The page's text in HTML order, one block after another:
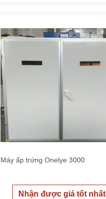
Máy ấp trứng Onelye 3000
Nhận được giá tốt nhất